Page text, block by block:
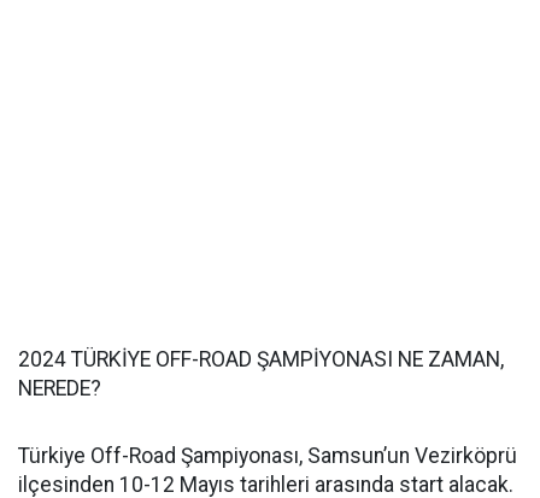
2024 TÜRKİYE OFF-ROAD ŞAMPİYONASI NE ZAMAN,
NEREDE?
Türkiye Off-Road Şampiyonası, Samsun’un Vezirköprü
ilçesinden 10-12 Mayıs tarihleri arasında start alacak.